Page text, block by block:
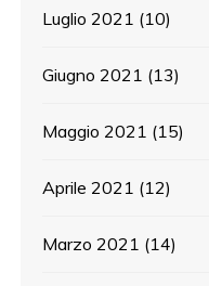
Luglio 2021 (10)
Giugno 2021 (13)
Maggio 2021 (15)
Aprile 2021 (12)
Marzo 2021 (14)